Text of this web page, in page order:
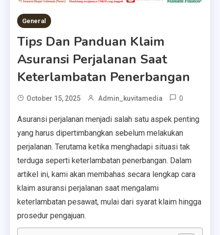
General
Tips Dan Panduan Klaim
Asuransi Perjalanan Saat
Keterlambatan Penerbangan
October 15, 2025 Admin_kuvitamedia 0
Asuransi perjalanan menjadi salah satu aspek penting
yang harus dipertimbangkan sebelum melakukan
perjalanan. Terutama ketika menghadapi situasi tak
terduga seperti keterlambatan penerbangan. Dalam
artikel ini, kami akan membahas secara lengkap cara
klaim asuransi perjalanan saat mengalami
keterlambatan pesawat, mulai dari syarat klaim hingga
prosedur pengajuan.